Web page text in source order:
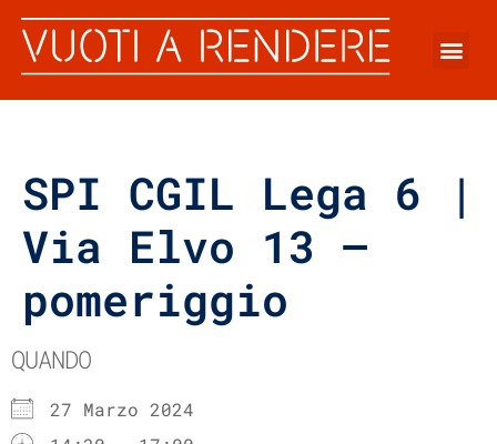
SPI CGIL Lega 6 |
Via Elvo 13 –
pomeriggio
QUANDO
27 Marzo 2024